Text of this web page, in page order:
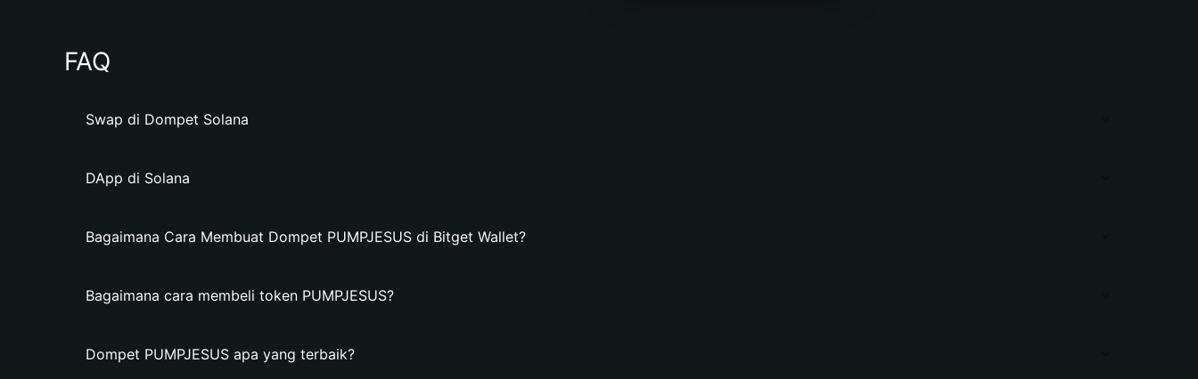
FAQ
Swap di Dompet Solana
DApp di Solana
Bagaimana Cara Membuat Dompet PUMPJESUS di Bitget Wallet?
Bagaimana cara membeli token PUMPJESUS?
Dompet PUMPJESUS apa yang terbaik?